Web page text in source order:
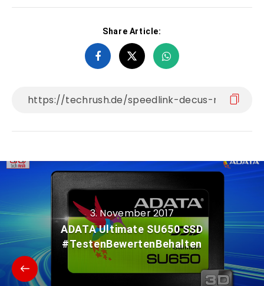
Share Article:
3. November 2017
ADATA Ultimate SU650 SSD
#TestenBewertenBehalten